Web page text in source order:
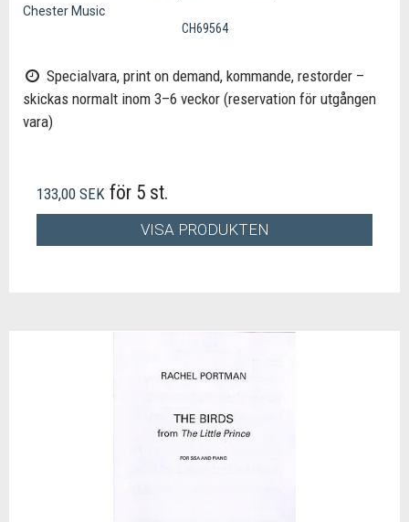
Chester Music
CH69564
Specialvara, print on demand, kommande, restorder –
skickas normalt inom 3–6 veckor (reservation för utgången
vara)
133,00 SEK för 5 st.
VISA PRODUKTEN